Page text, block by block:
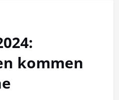
kommen